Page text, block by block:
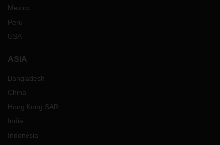
Mexico
Peru
USA
ASIA
Bangladesh
China
Hong Kong SAR
India
Indonesia